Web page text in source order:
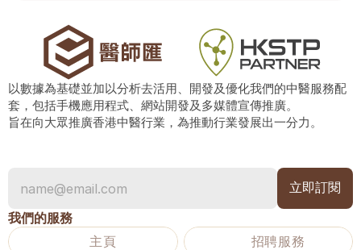
以數據為基礎並加以分析去活用、開發及優化我們的中醫服務配
套，包括手機應用程式、網站開發及多媒體宣傳推廣。
旨在向大眾推廣香港中醫行業，為推動行業發展出一分力。
我們的服務
主頁
招聘服務